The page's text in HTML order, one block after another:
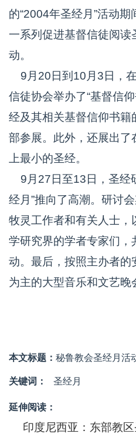
的“2004年圣经月”活动
一系列促进基督信徒阅
动。
9月20日到10月3日，
信徒协会举办了“基督信
经及其相关基督信仰书籍
部参展。此外，还展出了
上最小的圣经。
9月27日至13日，圣经
经月”推向了高潮。研讨
牧灵工作者和有关人士
学研究界的学者专家们
动。最后，按照主办者的
为主的大型音乐和文艺晚
本文标题： 秘鲁教会圣经月活
关键词： 圣经月
延伸阅读：